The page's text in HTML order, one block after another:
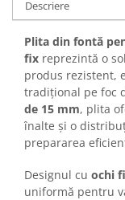
SOBE ȘI ȘEMINEE
TIMP LIBER IN
TRUSE SI
DE CURATARE HORN
UZ GOSPODĂRESC
ȘEMINEE ȘI
TERASĂ
Descriere
Plita din fontă
fix reprezintă o
produs rezistent,
tradițional pe foc
de 15 mm, plita
înalte și o
prepararea
Designul cu ochi
uniformă pentru